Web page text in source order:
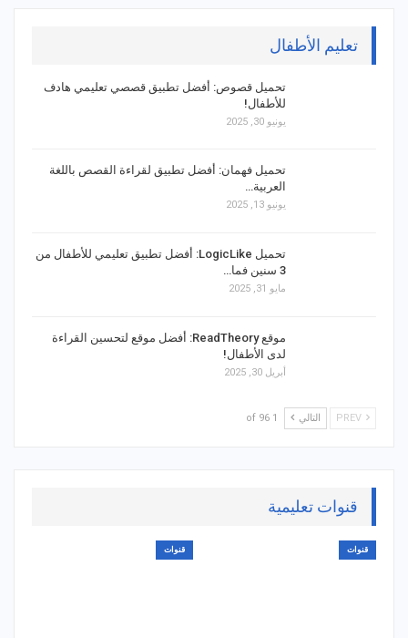
تعليم الأطفال
تحميل قصوص: أفضل تطبيق قصصي تعليمي هادف
للأطفال!
يونيو 30, 2025
تحميل فهمان: أفضل تطبيق لقراءة القصص باللغة
العربية…
يونيو 13, 2025
تحميل LogicLike: أفضل تطبيق تعليمي للأطفال من
3 سنين فما…
مايو 31, 2025
موقع ReadTheory: أفضل موقع لتحسين القراءة
لدى الأطفال!
أبريل 30, 2025
التالي 1 of 96
قنوات تعليمية
قنوات قنوات